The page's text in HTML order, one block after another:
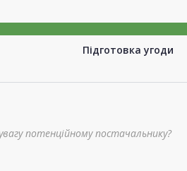
Підготовка угоди
потенційному постачальнику?